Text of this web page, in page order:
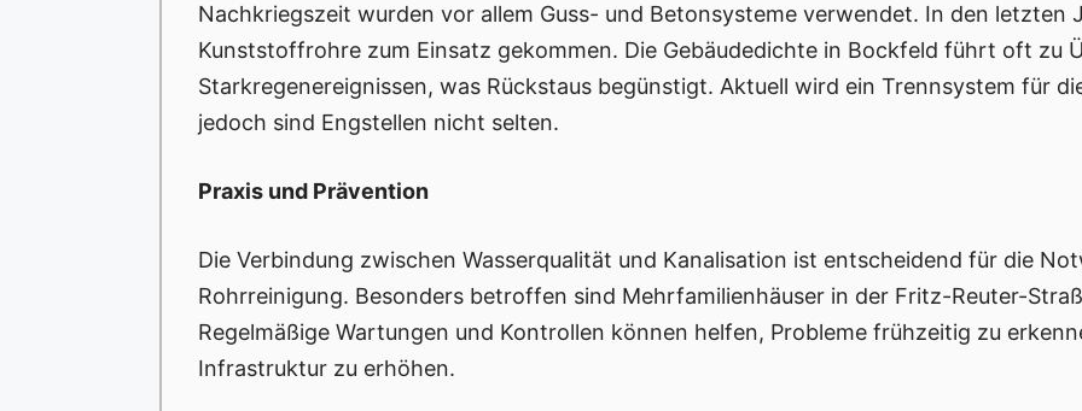
Nachkriegszeit wurden vor allem Guss- und Betonsysteme verwendet. In den letzten
Kunststoffrohre zum Einsatz gekommen. Die Gebäudedichte in Bockfeld führt oft zu
Starkregenereignissen, was Rückstaus begünstigt. Aktuell wird ein Trennsystem für
jedoch sind Engstellen nicht selten.
Praxis und Prävention
Die Verbindung zwischen Wasserqualität und Kanalisation ist entscheidend für die
Rohrreinigung. Besonders betroffen sind Mehrfamilienhäuser in der Fritz-Reuter-
Regelmäßige Wartungen und Kontrollen können helfen, Probleme frühzeitig zu
Infrastruktur zu erhöhen.